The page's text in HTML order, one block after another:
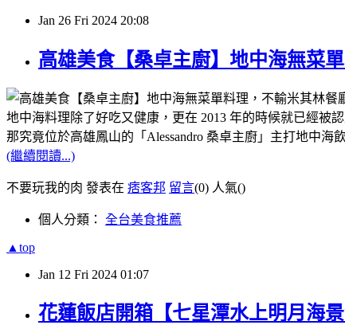
Jan 26 Fri 2024 20:08
高雄美食【桑卓主廚】地中海無菜
地中海料理除了好吃又健康，更在 2013 年的時候就已經被
那究竟位於高雄鳳山的「Alessandro 桑卓主廚」主打地中海
(繼續閱讀...)
不要玩我的肉 發表在 痞客邦 留言(0) 人氣()
個人分類： 全台美食推薦
▲top
Jan 12 Fri 2024 01:07
花蓮飯店開箱【七星潭水上明月海